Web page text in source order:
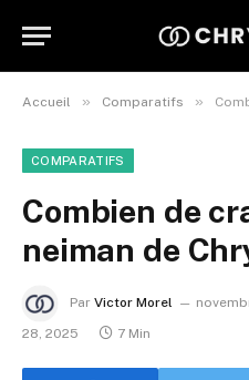
Accueil » Comparatifs »
COMPARATIFS
Combien de
neiman de
Par Victor Morel
28, 2025
7 Min